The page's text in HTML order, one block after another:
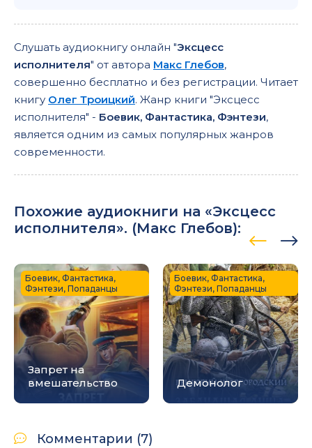
Слушать аудиокнигу онлайн "Эксцесс
исполнителя" от автора Макс Глебов,
совершенно бесплатно и без регистрации. Читает
книгу Олег Троицкий. Жанр книги "Эксцесс
исполнителя" - Боевик, Фантастика, Фэнтези,
является одним из самых популярных жанров
современности.
Похожие аудиокниги на «Эксцесс
исполнителя». (Макс Глебов):
Запрет на
вмешательство
Боевик, Фантастика,
Фэнтези, Попаданцы
Демонолог
Боевик, Фантастика,
Фэнтези, Попаданцы
Комментарии (7)